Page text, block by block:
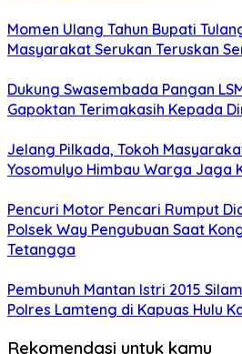
Momen Ulang Tahun Bupati
Masyarakat Serukan Teruskan
Dukung Swasembada Pangan
Gapoktan Terimakasih Kepada
Jelang Pilkada, Tokoh
Yosomulyo Himbau Warga Jaga
Pencuri Motor Pencari Rumput
Polsek Way Pengubuan Saat
Tetangga
Pembunuh Mantan Istri 2015
Polres Lamteng di Kapuas Hulu
Rekomendasi untuk kamu